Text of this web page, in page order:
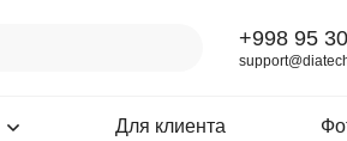
+998 95
Для клиента